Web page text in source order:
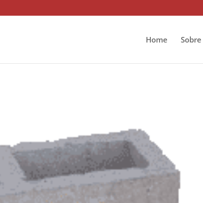
Home